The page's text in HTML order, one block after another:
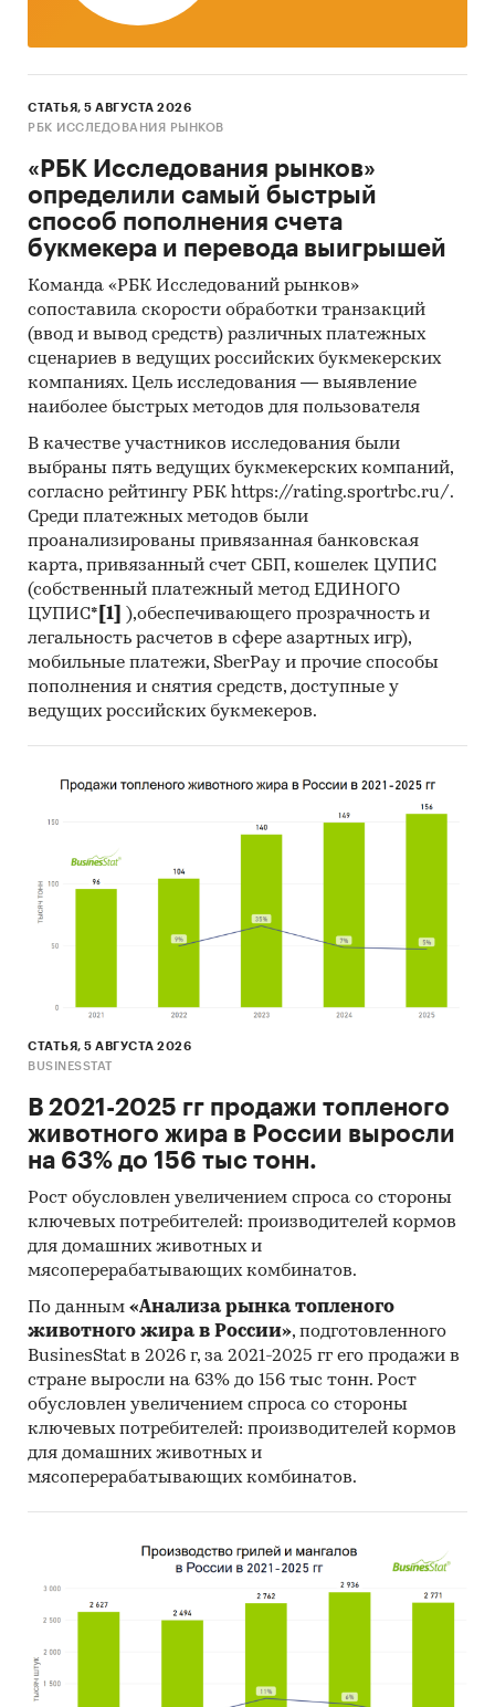
Приобретая каждый отчет, вы получаете
ответы на следующие вопросы:
тратят в год? Исследование содержит
приведены расходы на душу населения и
объем розничного рынка в регионах России
(приведены данные только по тем
регионам, по которым в официальной
статистике представлены данные по
расходам домохозяйств по итогам
одновременно 2-х лет, 2023 и 2024 гг.)
Много это или мало?Каждому значению
спроса соответствует характеристика
интенсивности спроса (низкий, ниже
среднего, средний, выше среднего, высокий
спрос), которая получена на основе
сравнения спроса по регионам России
(приведены данные только по тем
регионам, по которым в официальной
статистике представлены данные по
расходам домохозяйств по итогам
одновременно 2-х лет, 2023 и 2024 гг.).
Указаны также диапазоны интенсивности
спроса в каждой группе.
Как изменился спрос в 2024
году? Помимо данных за 2024 и 2023гг, в
отчете приведены темпы прироста рынка и
среднедушевых расходов в 2024 году. Для
повышения точности период анализа
может быть расширен. В этом случае
стоимость отчета будет пересчитана.
Помимо количественных данных в каждом
разделе отчета с федеральным округом
закрашен цветом, соответствующим
данные только по тем регионам, по которым в
данные по расходам домохозяйств по итогам
одновременно 2-х лет, 2023 и 2024 гг.)
Эта информация может дать дополнительные
аргументы, если вам нужно:
Оценить свое место на рынке и
разработать стратегию развития.
Оценить вашу долю рынка в целом по РФ и в
каждом регионе присутствия. Определить
регионы с максимальным покупательским
спросом. Спрогнозировать рост или
снижение спроса на основе динамики
расходов населения. Выявить
Подготовить доказательную базу для
переговоров
. Обосновать инвестиционные
партнерами на основе рыночной
аналитики.
СТАТЬЯ, 5 АВГУСТА 2026
РБК ИССЛЕДОВАНИЯ РЫНКОВ
«РБК Исследования рынков»
определили самый быстрый
способ пополнения счета
букмекера и перевода выигрышей
Команда «РБК Исследований рынков»
сопоставила скорости обработки транзакций
(ввод и вывод средств) различных платежных
сценариев в ведущих российских букмекерских
компаниях. Цель исследования — выявление
наиболее быстрых методов для пользователя
В качестве участников исследования были
выбраны пять ведущих букмекерских компаний,
согласно рейтингу РБК https://rating.sportrbc.ru/.
Среди платежных методов были
проанализированы привязанная банковская
карта, привязанный счет СБП, кошелек ЦУПИС
(собственный платежный метод ЕДИНОГО
ЦУПИС* [1]
),обеспечивающего прозрачность и
легальность расчетов в сфере азартных игр),
мобильные платежи, SberPay и прочие способы
пополнения и снятия средств, доступные у
ведущих российских букмекеров.
СТАТЬЯ, 5 АВГУСТА 2026
BUSINESSTAT
В 2021-2025 гг продажи топленого
животного жира в России выросли
на 63% до 156 тыс тонн.
Рост обусловлен увеличением спроса со стороны
ключевых потребителей: производителей кормов
для домашних животных и
мясоперерабатывающих комбинатов.
По данным «Анализа рынка топленого
животного жира в России», подготовленного
BusinesStat в 2026 г, за 2021-2025 гг его продажи в
стране выросли на 63% до 156 тыс тонн. Рост
обусловлен увеличением спроса со стороны
ключевых потребителей: производителей кормов
для домашних животных и
мясоперерабатывающих комбинатов.